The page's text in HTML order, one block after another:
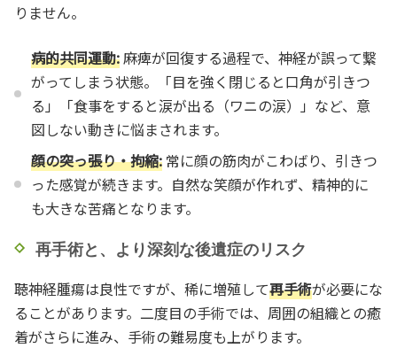
りません。
病的共同運動: 麻痺が回復する過程で、神経が誤って繋
がってしまう状態。「目を強く閉じると口角が引きつ
る」「食事をすると涙が出る（ワニの涙）」など、意
図しない動きに悩まされます。
顔の突っ張り・拘縮: 常に顔の筋肉がこわばり、引きつ
った感覚が続きます。自然な笑顔が作れず、精神的に
も大きな苦痛となります。
再手術と、より深刻な後遺症のリスク
聴神経腫瘍は良性ですが、稀に増殖して再手術が必要にな
ることがあります。二度目の手術では、周囲の組織との癒
着がさらに進み、手術の難易度も上がります。